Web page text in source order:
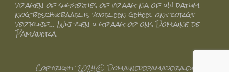
vragen of suggesties of vraag na of uw datum
nog beschikbaar is voor een geheel ontzorgt
verblijf… Wij zien u graag op ons Domaine de
Pamadera
Copyright 2024© Domainedepamadera.eu